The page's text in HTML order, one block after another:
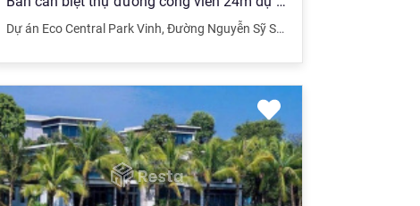
Dự án Eco Central Park Vinh, Đường Nguyễn Sỹ Sách